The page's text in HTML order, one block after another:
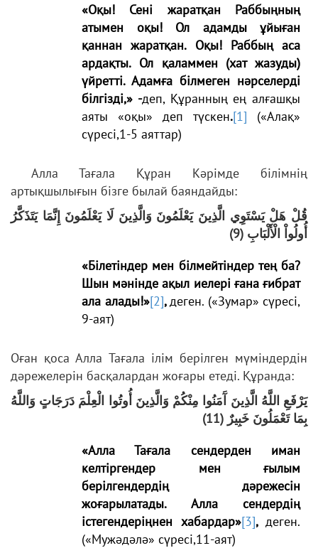
«Оқы! Сені жаратқан Раббыңның
атымен оқы! Ол адамды ұйыған
қаннан жаратқан. Оқы! Раббың аса
ардақты. Ол қаламмен (хат жазуды)
үйретті. Адамға білмеген нәрселерді
білгізді,» -деп, Құранның ең алғашқы
аяты «оқы» деп түскен.[1] («Алақ»
сүресі,1-5 аяттар)
Алла Тағала Құран Кәрімде білімнің
артықшылығын бізге былай баяндайды:
قُلْ هَلْ يَسْتَوِي الَّذِينَ يَعْلَمُونَ وَالَّذِينَ لَا يَعْلَمُونَ إِنَّمَا يَتَذَكَّرُ
أُولُواْ الْأَلْبَابِ (9)
«Білетіндер мен білмейтіндер тең ба?
Шын мәнінде ақыл иелері ғана ғибрат
ала алады!»[2],деген. («Зумар» сүресі,
9-аят)
Оған қоса Алла Тағала ілім берілген мүміндердін
дәрежелерін басқалардан жоғары етеді. Құранда:
يَرْفَعِ اللَّهُ الَّذِينَ آَمَنُوا مِنْكُمْ وَالَّذِينَ أُوتُوا الْعِلْمَ دَرَجَاتٍ وَاللَّهُ
بِمَا تَعْمَلُونَ خَبِيرٌ (11)
«Алла Тағала сендерден иман
келтіргендер мен ғылым
берілгендердің дәрежесін
жоғарылатады. Алла сендердің
істегендеріңнен хабардар»[3], деген.
(«Мужәдәлә» сүресі,11-аят)